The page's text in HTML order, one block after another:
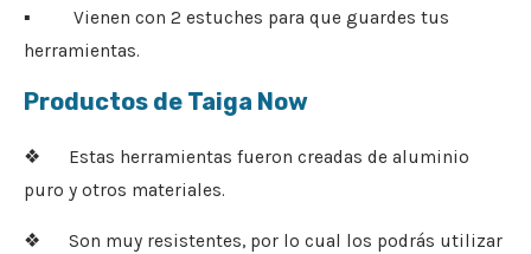
▪ Vienen con 2 estuches para que guardes tus
herramientas.
Productos de Taiga Now
❖ Estas herramientas fueron creadas de aluminio
puro y otros materiales.
❖ Son muy resistentes, por lo cual los podrás utilizar